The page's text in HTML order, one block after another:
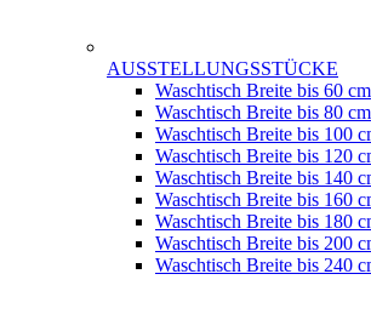
AUSSTELLUNGSSTÜCKE
Waschtisch Breite bis 60 cm
Waschtisch Breite bis 80 cm
Waschtisch Breite bis 100
Waschtisch Breite bis 120
Waschtisch Breite bis 140
Waschtisch Breite bis 160
Waschtisch Breite bis 180
Waschtisch Breite bis 200
Waschtisch Breite bis 240